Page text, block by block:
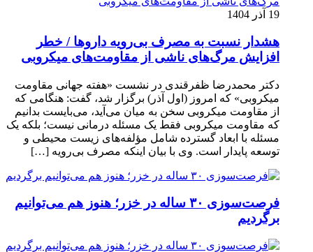
19 آذر 1404
هشدار نسبت به مصرف بی‌رویه داروها / خطر
افزایش مرگ‌های ناشی از مقاومت‌های میکروبی
دکتر محمدرضا ظفرقندی در نشست «هفته جهانی مقاومت
میکروبی» که امروز (اول آذر) برگزار شد، گفت: هنگامی که
از مقاومت میکروبی سخن به میان می‌آید، می‌بایست بدانیم
که مقاومت میکروبی فقط یک مسئله درمانی نیست؛ بلکه یک
مسئله با ابعاد گسترده شامل مؤلفه‌های زیست محیطی و
توسعه پایدار است. وی با بیان اینکه مصرف بی‌رویه […]
فرصت‌سوزی ۳۰ ساله در خزر؛ هنوز هم می‌توانیم
برگردیم